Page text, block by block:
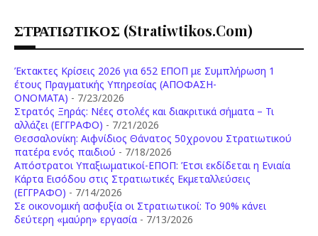
ΣΤΡΑΤΙΩΤΙΚΟΣ (stratiwtikos.com)
Έκτακτες Κρίσεις 2026 για 652 ΕΠΟΠ με Συμπλήρωση 1
έτους Πραγματικής Υπηρεσίας (ΑΠΟΦΑΣΗ-
ONOMATA) - 7/23/2026
Στρατός Ξηράς: Νέες στολές και διακριτικά σήματα – Τι
αλλάζει (ΕΓΓΡΑΦΟ) - 7/21/2026
Θεσσαλονίκη: Αιφνίδιος Θάνατος 50χρονου Στρατιωτικού
πατέρα ενός παιδιού - 7/18/2026
Απόστρατοι Υπαξιωματικοί-ΕΠΟΠ: Έτσι εκδίδεται η Ενιαία
Κάρτα Εισόδου στις Στρατιωτικές Εκμεταλλεύσεις
(ΕΓΓΡΑΦΟ) - 7/14/2026
Σε οικονομική ασφυξία οι Στρατιωτικοί: Το 90% κάνει
δεύτερη «μαύρη» εργασία - 7/13/2026